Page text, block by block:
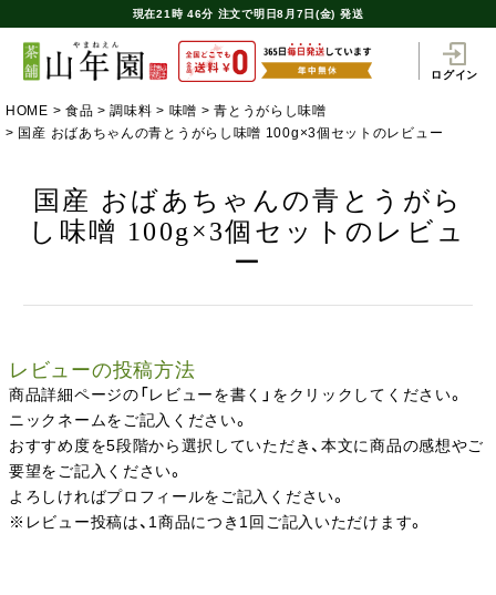
現在21時 46分 注文で明日8月7日(金) 発送
ログイン
HOME 食品 調味料 味噌
青とうがらし味噌
国産 おばあちゃんの青とうがらし味噌 100g×3個セットのレビュー
国産 おばあちゃんの青とうがら
し味噌 100g×3個セットのレビュ
ー
レビューの投稿方法
商品詳細ページの「レビューを書く」をクリックしてください。
ニックネームをご記入ください。
おすすめ度を5段階から選択していただき、本文に商品の感想やご
要望をご記入ください。
よろしければプロフィールをご記入ください。
※レビュー投稿は、1商品につき1回ご記入いただけます。